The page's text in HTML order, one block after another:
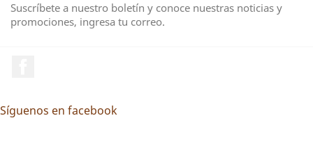
Suscríbete a nuestro boletín y conoce nuestras noticias y
promociones, ingresa tu correo.
Síguenos en facebook